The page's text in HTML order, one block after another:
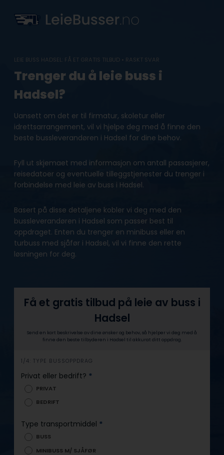
content
LEIE BUSS HADSEL: FÅ ET GRATIS TILBUD • RASKT SVAR
Trenger du å leie buss i
Hadsel?
Uansett om det er til firmatur, skoletur eller
idrettsarrangement, vil vi hjelpe deg med å finne den
beste bussleverandøren i Hadsel for dine behov.
Fyll ut skjemaet med informasjon om antall passasjerer,
reisedatoer og eventuelle tilleggstjenester du trenger i
forbindelse med leie av buss i Hadsel.
Basert på disse detaljene kobler vi deg med den
bussleverandøren i Hadsel som passer best til
oppdraget. Enten du trenger en minibuss eller en
turbuss med sjåfør i Hadsel, vil vi finne den rette
løsningen for deg.
Få et gratis tilbud på leie av buss i
Hadsel
Send en kort beskrivelse av dine ønsker og behov, så hjelper vi deg med å
finne den beste tilbyderen i Hadsel til akkurat ditt oppdrag.
h
e
1/4: TYPE BUSSOPPDRAG
Privat eller bedrift? *
PRIVAT
BEDRIFT
Type transportmiddel *
BUSS
MINIBUSS M/ SJÅFØR